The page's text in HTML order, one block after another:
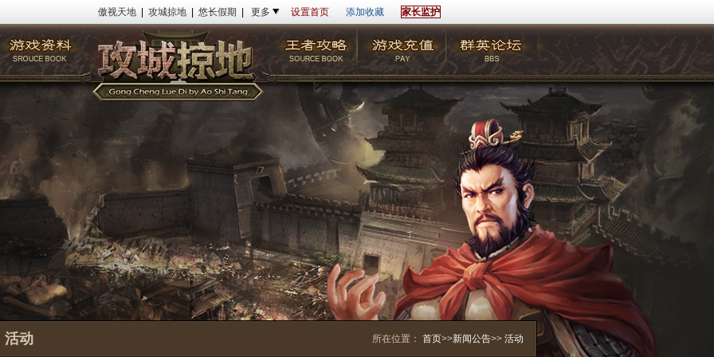
傲视天地 攻城掠地 悠长假期 更多 设置首页 添加收藏 家长监护
活动 所在位置： 首页>>新闻公告>> 活动